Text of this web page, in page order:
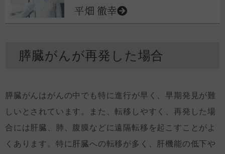
平畑 徹幸
膵臓がんが再発した場合
膵臓がんはがんの中でも特に進行が早く、早期発見が難
しいとされています。また、転移しやすく、再発した場
合には肝臓、肺、腹膜などに遠隔転移を起こすことがよ
くあります。特に肝臓への転移が多く、肝機能の低下や